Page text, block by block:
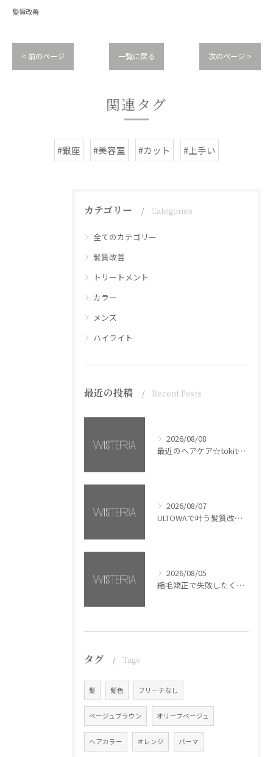
髪質改善
< 前のページ 一覧に戻る 次のページ >
関連タグ
#銀座 #美容室 #カット #上手い
カテゴリー Categories
全てのカテゴリー
髪質改善
トリートメント
カラー
メンズ
ハイライト
最近の投稿 Recent Posts
2026/08/08
最近のヘアケア☆tokita【銀座・美容室WISTERIA】
2026/08/07
ULTOWAで叶う髪質改善美髪カラー【銀座・美容室WISTERIA】
2026/08/05
縮毛矯正で失敗したくない方へ【銀座・美容室WISTERIA】
タグ Tags
髪 髪色 ブリーチなし
ベージュブラウン オリーブベージュ
ヘアカラー オレンジ パーマ